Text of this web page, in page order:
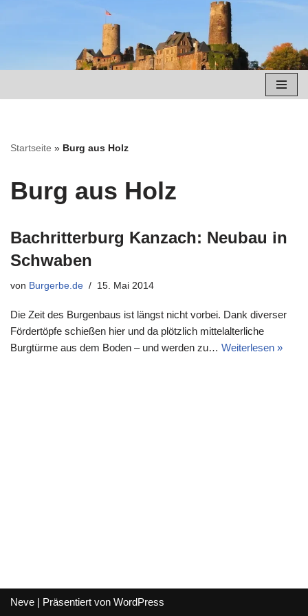
springen
Startseite » Burg aus Holz
Burg aus Holz
Bachritterburg Kanzach: Neubau in
Schwaben
von Burgerbe.de 15. Mai 2014
Die Zeit des Burgenbaus ist längst nicht vorbei. Dank diverser
Fördertöpfe schießen hier und da plötzlich mittelalterliche
Burgtürme aus dem Boden – und werden zu… Weiterlesen »
Neve | Präsentiert von WordPress